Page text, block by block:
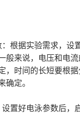
：根据实验需求，设
般来说，电压和电
，时间的长短要根
确定。
设置好电泳参数后，